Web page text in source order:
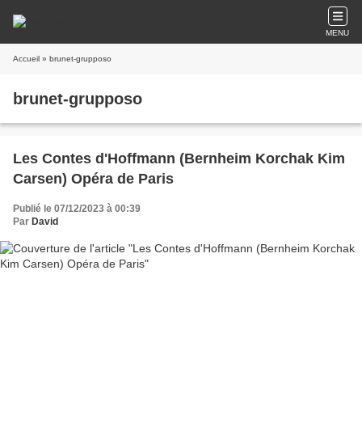
MENU
Accueil » brunet-grupposo
brunet-grupposo
Les Contes d'Hoffmann (Bernheim Korchak Kim
Carsen) Opéra de Paris
Publié le 07/12/2023 à 00:39
Par David